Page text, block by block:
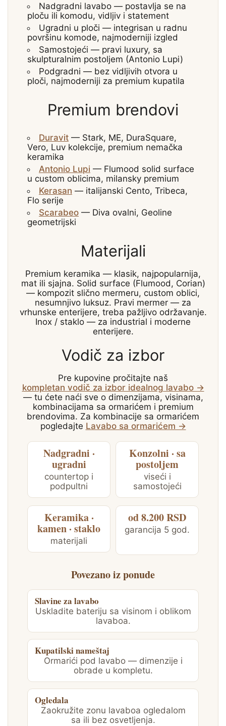
Nadgradni lavabo — postavlja se na
ploču ili komodu, vidljiv i statement
Ugradni u ploči — integrisan u radnu
površinu komode, najmoderniji izgled
Samostojeći — pravi luxury, sa
skulpturalnim postoljem (Antonio Lupi)
Podgradni — bez vidljivih otvora u
ploči, najmoderniji za premium kupatila
Premium brendovi
Duravit — Stark, ME, DuraSquare,
Vero, Luv kolekcije, premium nemačka
keramika
Antonio Lupi — Flumood solid surface
u custom oblicima, milansky premium
Kerasan — italijanski Cento, Tribeca,
Flo serije
Scarabeo — Diva ovalni, Geoline
geometrijski
Materijali
Premium keramika — klasik, najpopularnija,
mat ili sjajna. Solid surface (Flumood, Corian)
— kompozit slično mermeru, custom oblici,
nesumnjivo luksuz. Pravi mermer — za
vrhunske enterijere, treba pažljivo održavanje.
Inox / staklo — za industrial i moderne
enterijere.
Vodič za izbor
Pre kupovine pročitajte naš
kompletan vodič za izbor idealnog lavabo →
— tu ćete naći sve o dimenzijama, visinama,
kombinacijama sa ormarićem i premium
brendovima. Za kombinacije sa ormarićem
pogledajte Lavabo sa ormarićem →
Nadgradni ·
ugradni
countertop i
podpultni
Konzolni · sa
postoljem
viseći i
samostojeći
Keramika ·
kamen · staklo
materijali
od 8.200 RSD
garancija 5 god.
Povezano iz ponude
Slavine za lavabo
Uskladite bateriju sa visinom i oblikom
lavaboa.
Kupatilski nameštaj
Ormarići pod lavabo — dimenzije i
obrade u kompletu.
Ogledala
Zaokružite zonu lavaboa ogledalom
sa ili bez osvetljenja.